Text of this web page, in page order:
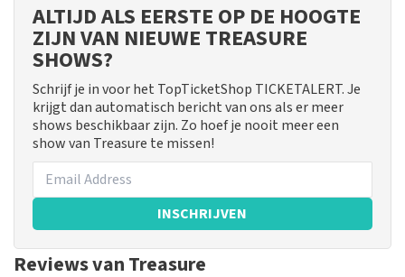
ALTIJD ALS EERSTE OP DE HOOGTE
ZIJN VAN NIEUWE TREASURE
SHOWS?
Schrijf je in voor het TopTicketShop TICKETALERT. Je
krijgt dan automatisch bericht van ons als er meer
shows beschikbaar zijn. Zo hoef je nooit meer een
show van Treasure te missen!
INSCHRIJVEN
Reviews van Treasure